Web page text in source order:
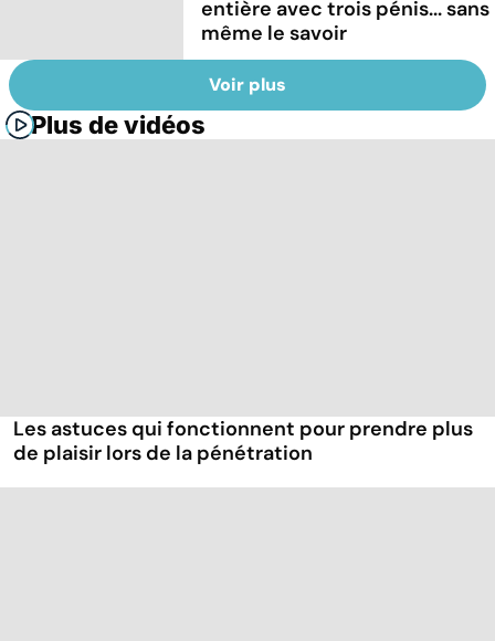
entière avec trois pénis... sans
même le savoir
Voir plus
Plus de vidéos
Les astuces qui fonctionnent pour prendre plus
de plaisir lors de la pénétration